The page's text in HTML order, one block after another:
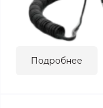
Подробнее